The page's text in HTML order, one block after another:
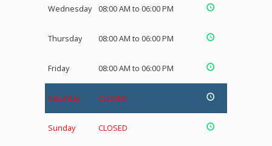
Wednesday 08:00 AM to 06:00 PM
Thursday 08:00 AM to 06:00 PM
Friday 08:00 AM to 06:00 PM
Saturday CLOSED
Sunday CLOSED